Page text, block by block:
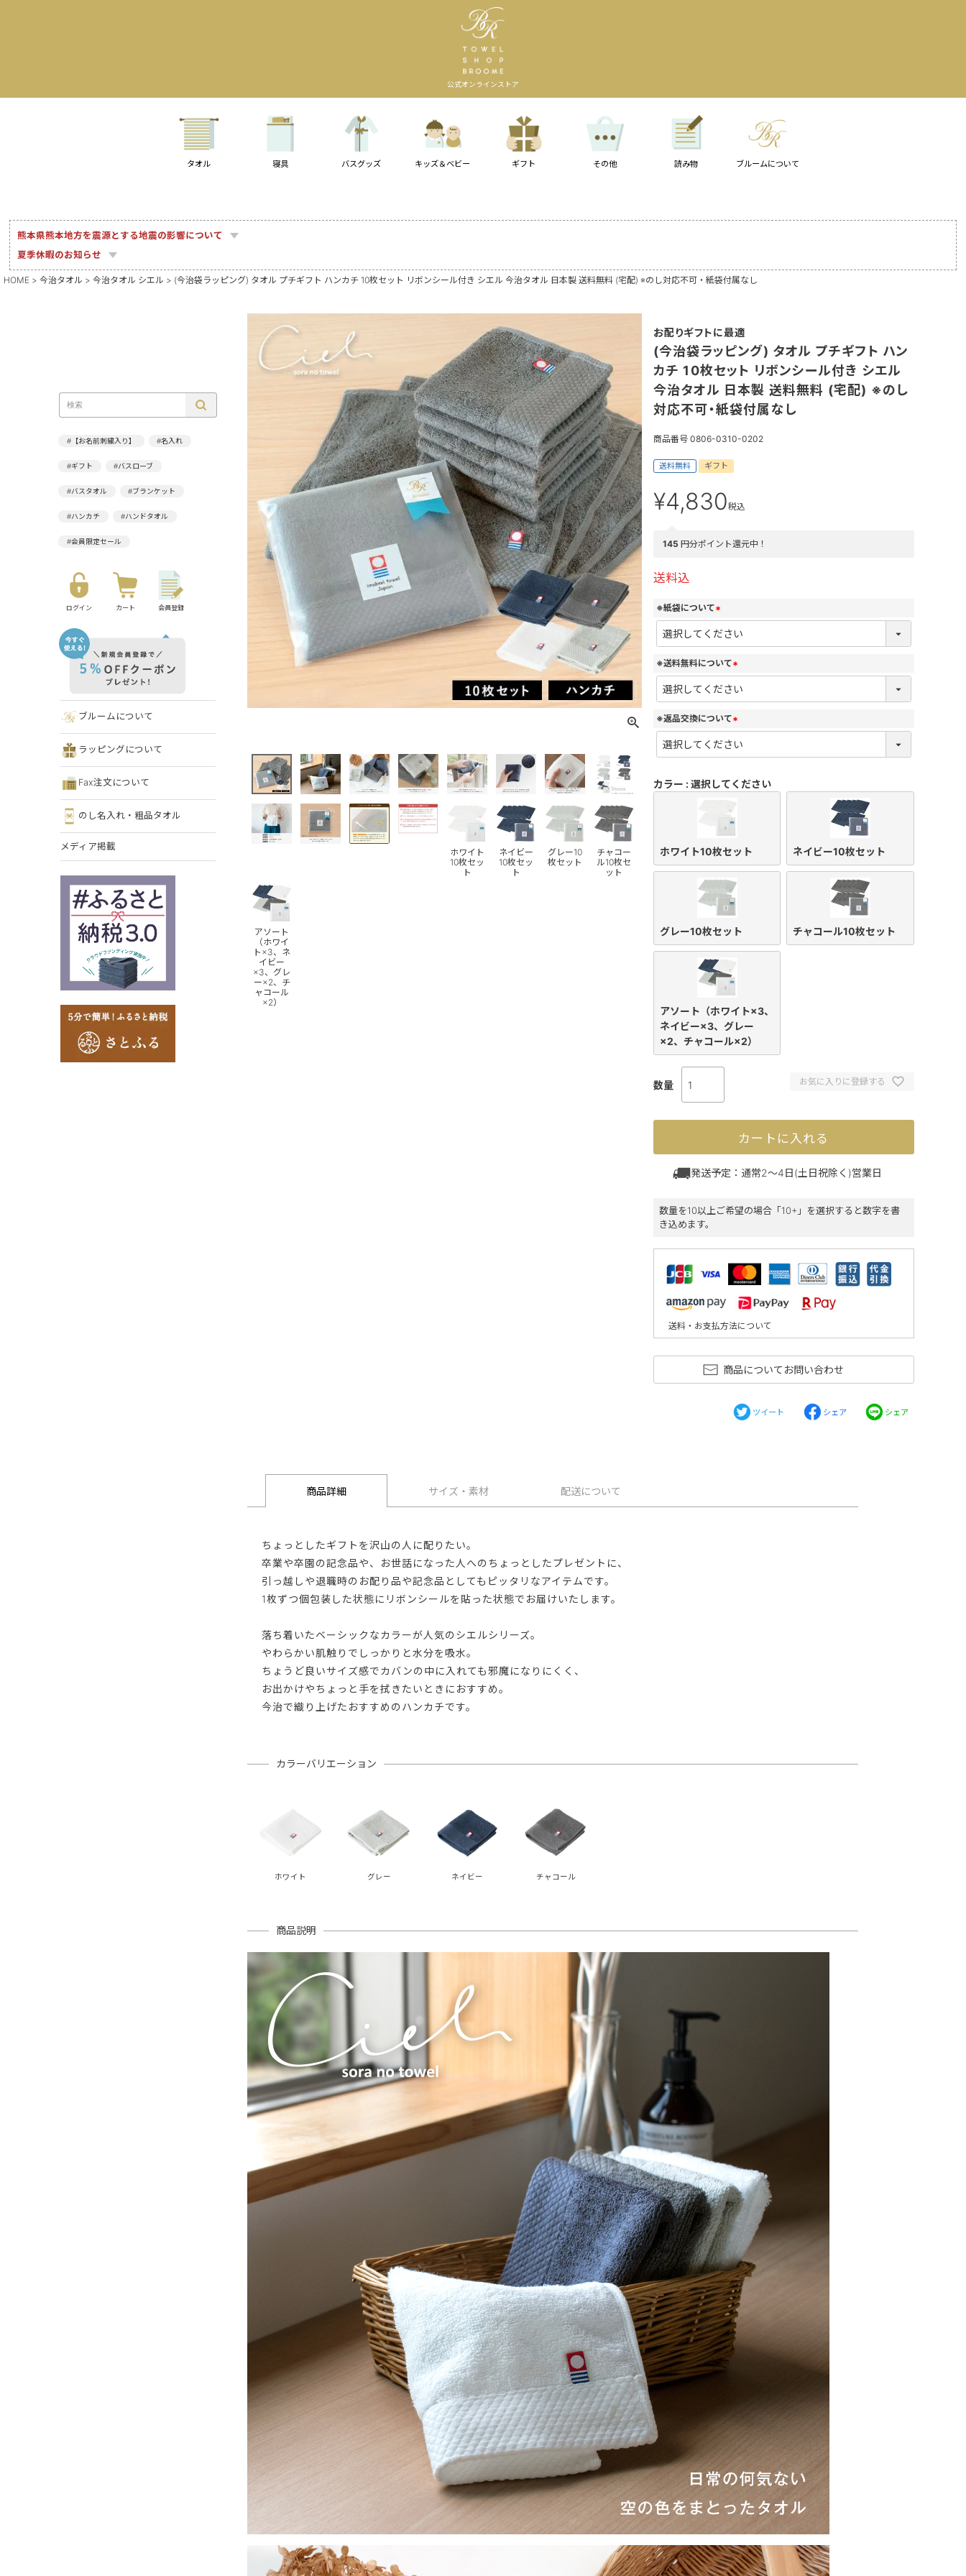
公式オンラインストア
タオル 寝具 バスグッズ キッズ＆ベビー ギフト その他 読み物 ブルームについて
熊本県熊本地方を震源とする地震の影響について
夏季休暇のお知らせ
HOME 今治タオル 今治タオル シエル (今治袋ラッピング) タオル プチギフト ハンカチ 10枚セット リボンシール付き シエル 今治タオル 日本製 送料無料 (宅配) ※のし対応不可・紙袋付属なし
#【お名前刺繍入り】 #名入れ
#ギフト #バスローブ
#バスタオル #ブランケット
#ハンカチ #ハンドタオル
#会員限定セール
ログイン カート 会員登録
ブルームについて
ラッピングについて
Fax注文について
のし名入れ・粗品タオル
メディア掲載
ホワイト
10枚セッ
ト
ネイビー
10枚セッ
ト
グレー10
枚セット
チャコー
ル10枚セ
ット
アソート
（ホワイ
ト×3、ネ
イビー
×3、グレ
ー×2、チ
ャコール
×2）
お配りギフトに最適
(今治袋ラッピング) タオル プチギフト ハン
カチ 10枚セット リボンシール付き シエル
今治タオル 日本製 送料無料 (宅配) ※のし
対応不可・紙袋付属なし
商品番号 0806-0310-0202
送料無料 ギフト
¥4,830税込
145 円分ポイント還元中！
送料込
※紙袋について
(
必
須
)
※送料無料について
(
必
須
)
※返品交換について
(
必
須
カラー 選択してください
ホワイト10枚セット ネイビー10枚セット
グレー10枚セット チャコール10枚セット
アソート（ホワイト×3、
ネイビー×3、グレー
×2、チャコール×2）
お気に入りに登録する
カートに入れる
発送予定：通常2～4日(土日祝除く)営業日
数量を10以上ご希望の場合「10+」を選択すると数字を書
き込めます。
送料・お支払方法について
商品についてお問い合わせ
ツイート シェア シェア
商品詳細 サイズ・素材 配送について
ちょっとしたギフトを沢山の人に配りたい。
卒業や卒園の記念品や、お世話になった人へのちょっとしたプレゼントに、
引っ越しや退職時のお配り品や記念品としてもピッタリなアイテムです。
1枚ずつ個包装した状態にリボンシールを貼った状態でお届けいたします。
落ち着いたベーシックなカラーが人気のシエルシリーズ。
やわらかい肌触りでしっかりと水分を吸水。
ちょうど良いサイズ感でカバンの中に入れても邪魔になりにくく、
お出かけやちょっと手を拭きたいときにおすすめ。
今治で織り上げたおすすめのハンカチです。
カラーバリエーション
ホワイト グレー ネイビー チャコール
商品説明